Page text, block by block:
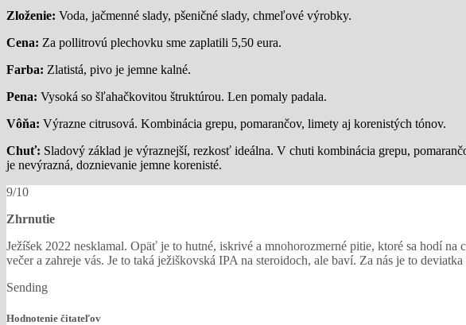
Zloženie: Voda, jačmenné slady, pšeničné slady, chmeľové výrobky.
Cena: Za pollitrovú plechovku sme zaplatili 5,50 eura.
Farba: Zlatistá, pivo je jemne kalné.
Pena: Vysoká so šľahačkovitou štruktúrou. Len pomaly padala.
Vôňa: Výrazne citrusová. Kombinácia grepu, pomarančov, limety aj korenistých tónov.
Chuť: Sladový základ je výraznejší, rezkosť ideálna. V chuti kombinácia grepu,
je nevýrazná, doznievanie jemne korenisté.
9/10
Zhrnutie
Ježíšek 2022 nesklamal. Opäť je to hutné, iskrivé a mnohorozmerné pitie, ktoré sa hodí
večer a zahreje vás. Je to taká ježiškovská IPA na steroidoch, ale baví. Za nás je to
Sending
Hodnotenie čitateľov